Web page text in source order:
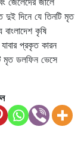
দুই দিনে যে তিনটি মৃত
কৃষি
যাবার প্রকৃত কারন
মৃত ডলফিন ভেসে